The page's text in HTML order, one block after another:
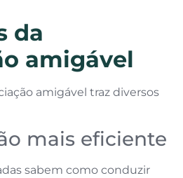
da
amigável
amigável traz diversos
mais eficiente
sabem como conduzir